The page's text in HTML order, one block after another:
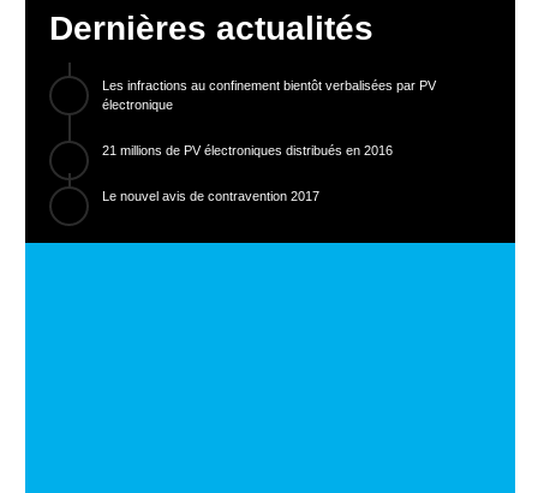
Dernières actualités
Les infractions au confinement bientôt verbalisées par PV
électronique
21 millions de PV électroniques distribués en 2016
Le nouvel avis de contravention 2017